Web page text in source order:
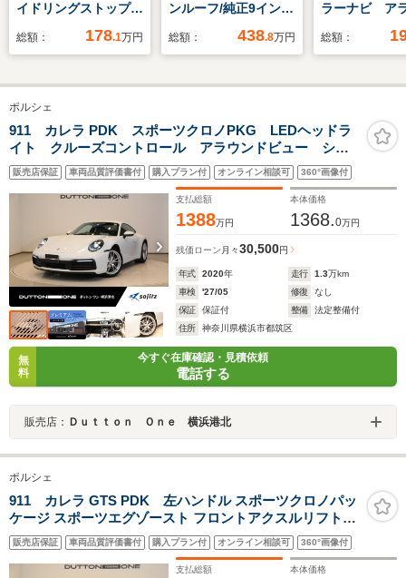
イドリングストップ
シートヒーター オー
レーキ 電動格納ミラ
ー スマートキー LED
ヘッドライト キーレ
ス パワーステアリン
グ パワーウィンド
総額： 178.1万円
ンルーフ/純正9インチ
ナビ/純正12.1インチ
ヘッドライト/トヨタ
正ドライブレコーダ
ー/ステアリングヒー
ター/ブレーキホール
ド/純正ホイール
総額： 438.8万円
ラーナビ ア
ビューモニ
ト フォグラ
オン アーム
インテリジェ
ー エマージ
ブレーキ
総額：
ポルシェ
911 カレラ PDK スポーツクロノPKG LEDヘッドラ
イト クルーズコントロール アラウンドビュー シー
トヒーター スポーツテールパイプ carplay
販売店保証 車両品質評価書付 購入プラン付 オンライン相談可 360°画像付
支払総額
1388万円
本体価格
1368.0万円
残価ローン 月々30,500円
年式 2020年 走行 1.3万km
車検
'27/05 修復
なし
保証
保証付 整備
法定整備付
住所
神奈川県横浜市都筑区
無
料
今すぐ在庫確認・見積依頼
電話する
販売店： Ｄｕｔｔｏｎ Ｏｎｅ 横浜港北
ポルシェ
911 カレラ GTS PDK 左ハンドル スポーツクロノパッ
ケージ スポーツエグゾースト フロントアクスルリフト
GTSインテリアパッケージ 20/21インチターボSデザイン
アルミホイール ExclusiveDesignテールライト シートヒ
ーター 全周囲カメラ
販売店保証 車両品質評価書付 購入プラン付 オンライン相談可 360°画像付
支払総額 本体価格